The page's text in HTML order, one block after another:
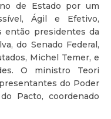
de Estado por um
Ágil e Efetivo,
então presidentes da
do Senado Federal,
Michel Temer, e
O ministro Teori
do Poder
Pacto, coordenado